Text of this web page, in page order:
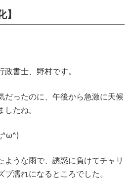
】
書士、野村です。
だったのに、午後から急激に天候
たね。
ような雨で、誘惑に負けてチャリ
濡れになるところでした。